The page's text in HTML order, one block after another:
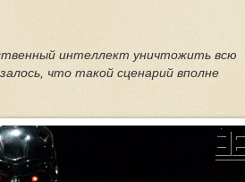
интеллект уничтожить всю
что такой сценарий вполне